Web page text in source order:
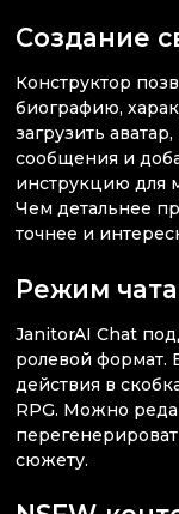
Создание
Конструктор
биографию,
загрузить
сообщения и
инструкцию для
Чем детальнее
точнее и
Режим чата
JanitorAI Chat
ролевой формат.
действия в
RPG. Можно
сюжету.